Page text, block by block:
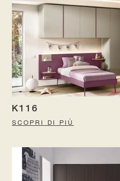
K116
SCOPRI DI PIÙ